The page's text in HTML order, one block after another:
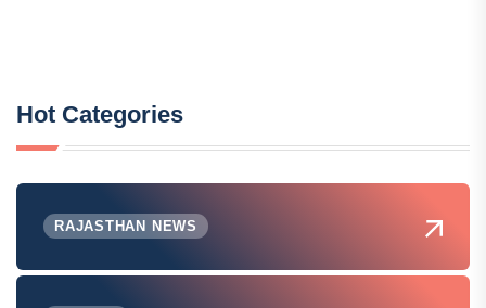
Hot Categories
RAJASTHAN NEWS